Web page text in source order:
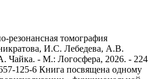
резонансная томография
И.С. Лебедева, А.В.
Чайка. - М.: Логосфера, 2026. - 224
125-6 Книга посвящена одному